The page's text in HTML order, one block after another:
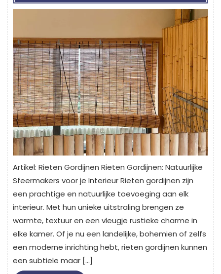
Artikel: Rieten Gordijnen Rieten Gordijnen: Natuurlijke
Sfeermakers voor je Interieur Rieten gordijnen zijn
een prachtige en natuurlijke toevoeging aan elk
interieur. Met hun unieke uitstraling brengen ze
warmte, textuur en een vleugje rustieke charme in
elke kamer. Of je nu een landelijke, bohemien of zelfs
een moderne inrichting hebt, rieten gordijnen kunnen
een subtiele maar […]